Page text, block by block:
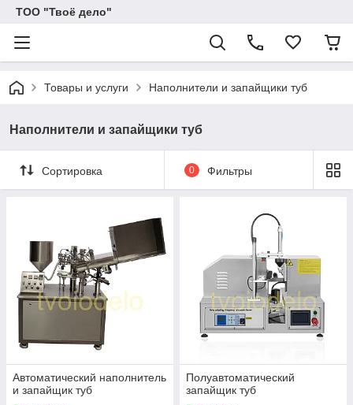
ТОО "Твоё дело"
Товары и услуги Наполнители и запайщики туб
Наполнители и запайщики туб
Сортировка 0 Фильтры
Автоматический наполнитель
и запайщик туб
Полуавтоматический
запайщик туб